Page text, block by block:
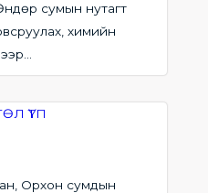
сумын нутагт
химийн
Орхон сумдын